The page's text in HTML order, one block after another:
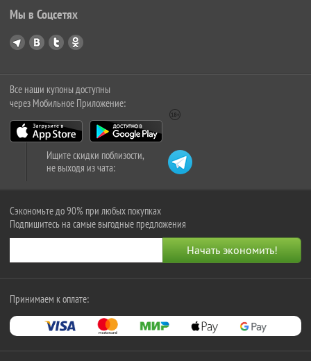
Мы в Соцсетях
Все наши купоны доступны
через Мобильное Приложение:
Ищите скидки поблизости,
не выходя из чата:
Сэкономьте до 90% при любых покупках
Подпишитесь на самые выгодные предложения
Принимаем к оплате: